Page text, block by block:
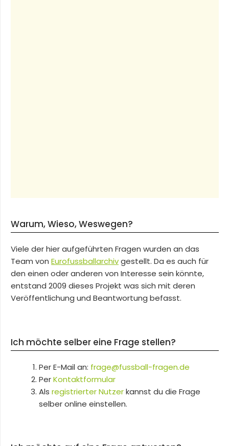
Warum, Wieso, Weswegen?
Viele der hier aufgeführten Fragen wurden an das
Team von Eurofussballarchivgestellt. Da es auch für
den einen oder anderen von Interesse sein könnte,
entstand 2009 dieses Projekt was sich mit deren
Veröffentlichung und Beantwortung befasst.
Ich möchte selber eine Frage stellen?
Per E-Mail an: frage@fussball-fragen.de
PerKontaktformular
Als registrierter Nutzerkannst du die Frage
selber online einstellen.